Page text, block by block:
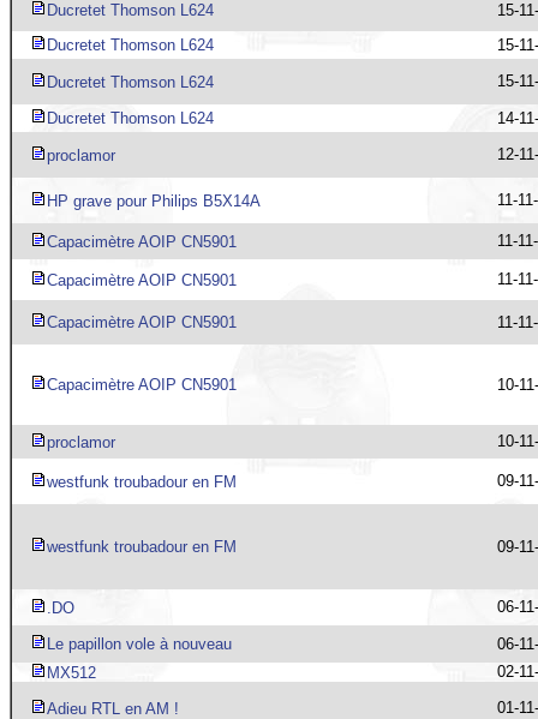
Ducretet Thomson L624
15-
Ducretet Thomson L624
15-
Ducretet Thomson L624 15-
Ducretet Thomson L624 14-
proclamor 12-
HP grave pour Philips B5X14A 11-
Capacimètre AOIP CN5901 11-
Capacimètre AOIP CN5901 11-
Capacimètre AOIP CN5901 11-
Capacimètre AOIP CN5901 10-
proclamor 10-
westfunk troubadour en FM 09-
westfunk troubadour en FM 09-
.DO 06-
Le papillon vole à nouveau
06-
MX512
02-
Adieu RTL en AM ! 01-